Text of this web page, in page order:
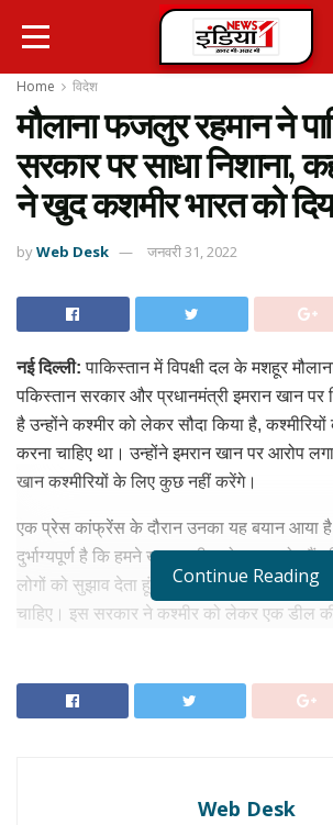
Home विदेश
मौलाना फजलुर रहमान ने
सरकार पर साधा निशाना,
ने खुद कशमीर भारत को
byWeb Desk जनवरी 31, 2022
नई दिल्ली: पाकिस्तान में विपक्षी दल के मशहूर
पकिस्तान सरकार और प्रधानमंत्री इमरान खान पर
है उन्होंने कश्मीर को लेकर सौदा किया है,
करना चाहिए था। उन्होंने इमरान खान पर आरोप
खान कश्मीरियों के लिए कुछ नहीं करेंगे।
एक प्रेस कांफ्रेंस के दौरान उनका यह बयान आया
दुर्भाग्यपूर्ण है कि हमने खुद कश्मीर को भारत को
लोगों को सुझाव देता हूं कि उन्हें पाकिस्तान सरकार
चाहिए। इस सरकार ने कश्मीर को लेकर एक डील
RELATED NEWS
Continue Reading
Web Desk